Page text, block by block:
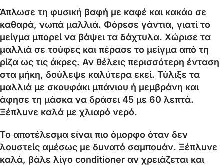
Άπλωσε τη φυσική βαφή με καφέ και κακάο σε
καθαρά, νωπά μαλλιά. Φόρεσε γάντια, γιατί το
μείγμα μπορεί να βάψει τα δάχτυλα. Χώρισε τα
μαλλιά σε τούφες και πέρασε το μείγμα από τη
ρίζα ως τις άκρες. Αν θέλεις περισσότερη ένταση
στα μήκη, δούλεψε καλύτερα εκεί. Τύλιξε τα
μαλλιά με σκουφάκι μπάνιου ή μεμβράνη και
άφησε τη μάσκα να δράσει 45 με 60 λεπτά.
Ξέπλυνε καλά με χλιαρό νερό.
Το αποτέλεσμα είναι πιο όμορφο όταν δεν
λουστείς αμέσως με δυνατό σαμπουάν. Ξέπλυνε
καλά, βάλε λίγο conditioner αν χρειάζεται και